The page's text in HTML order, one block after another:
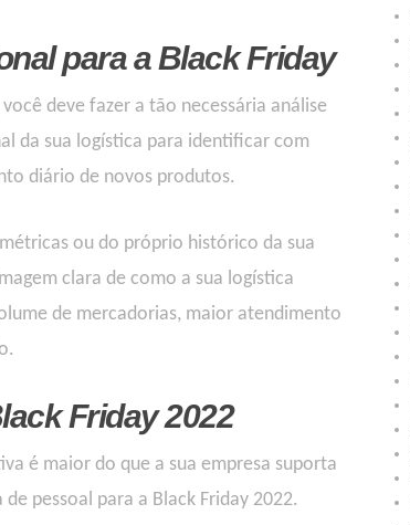
para a Black Friday
deve fazer a tão necessária análise
da sua logística para identificar com
diário de novos produtos.
ou do próprio histórico da sua
clara de como a sua logística
de mercadorias, maior atendimento
Friday 2022
é maior do que a sua empresa suporta
pessoal para a Black Friday 2022.